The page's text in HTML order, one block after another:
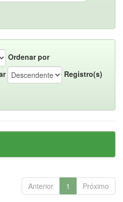
Ordenar por
Registro(s)
Anterior 1 Próximo